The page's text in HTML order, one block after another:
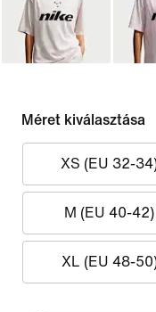
Méret kiválasztása
XS (EU 32-
M (EU 40-42)
XL (EU 48-